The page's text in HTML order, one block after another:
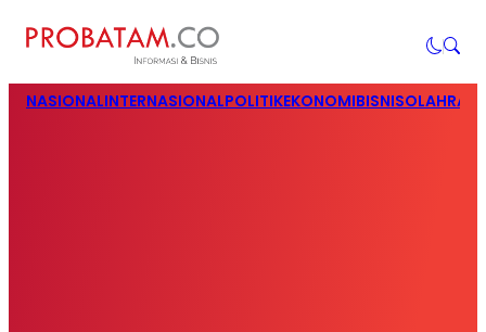
NASIONALINTERNASIONALPOLITIKEKONOMIBISNIS